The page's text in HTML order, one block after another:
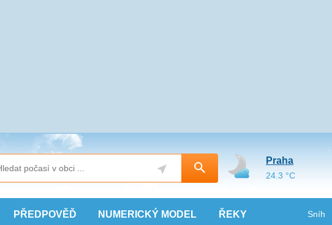
PŘEDPOVĚĎ NUMERICKÝ MODEL ŘEKY Sníh
Praha
24.3 °C